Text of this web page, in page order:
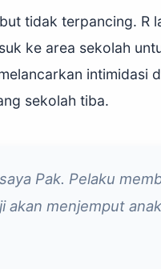
tidak terpancing. R
ke area sekolah
intimidasi
sekolah tiba.
Pak. Pelaku
akan menjemput